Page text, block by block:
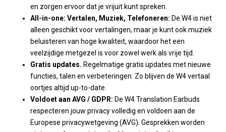
en zorgen ervoor dat je vrijuit kunt spreken.
All-in-one: Vertalen, Muziek, Telefoneren: De W4 is niet
alleen geschikt voor vertalingen, maar je kunt ook muziek
beluisteren van hoge kwaliteit, waardoor het een
veelzijdige metgezel is voor zowel werk als vrije tijd.
Gratis updates. Regelmatige gratis updates met nieuwe
functies, talen en verbeteringen. Zo blijven de W4 vertaal
oortjes altijd up-to-date.
Voldoet aan AVG / GDPR: De W4 Translation Earbuds
respecteren jouw privacy volledig en voldoen aan de
Europese privacywetgeving (AVG). Gesprekken worden